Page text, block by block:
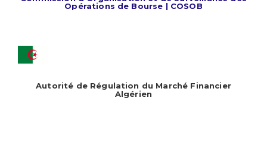
Opérations de Bourse | COSOB
Autorité de Régulation du Marché Financier
Algérien